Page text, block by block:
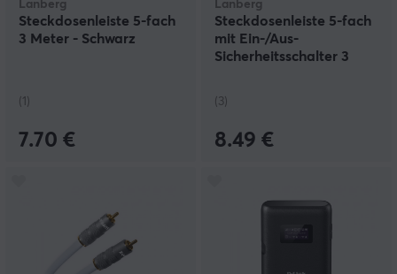
Lanberg
Steckdosenleiste 5-fach
3 Meter - Schwarz
(1)
7.70 €
Lanberg
Steckdosenleiste 5-fach
mit Ein-/Aus-
Sicherheitsschalter 3
(3)
8.49 €